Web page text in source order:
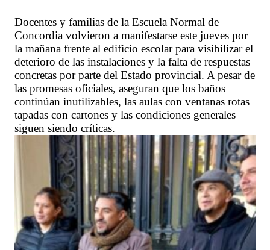
Docentes y familias de la Escuela Normal de
Concordia volvieron a manifestarse este jueves por
la mañana frente al edificio escolar para visibilizar el
deterioro de las instalaciones y la falta de respuestas
concretas por parte del Estado provincial. A pesar de
las promesas oficiales, aseguran que los baños
continúan inutilizables, las aulas con ventanas rotas
tapadas con cartones y las condiciones generales
siguen siendo críticas.